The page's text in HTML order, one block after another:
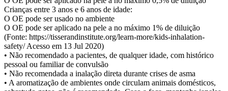
Crianças entre 3 anos e 6 anos de idade:
O OE pode ser usado no ambiente
O OE pode ser aplicado na pele a no máximo 1% de diluição
(Fonte: https://tisserandinstitute.org/learn-more/kids-inhalation-
safety/ Acesso em 13 Jul 2020)
• Não recomendado a pacientes, de qualquer idade, com histórico
pessoal ou familiar de convulsão
• Não recomendada a inalação direta durante crises de asma
• A aromatização de ambientes onde circulam animais domésticos,